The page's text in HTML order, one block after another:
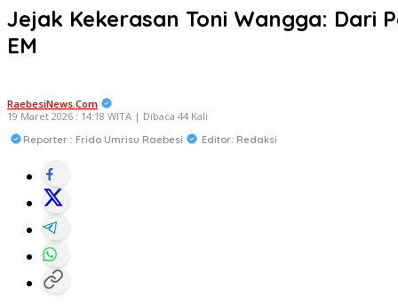
Jejak Kekerasan Toni Wangga: Dari
EM
RaebesiNews.Com
19 Maret 2026 : 14:18 WITA | Dibaca 44 Kali
Reporter : Frido Umrisu Raebesi Editor: Redaksi